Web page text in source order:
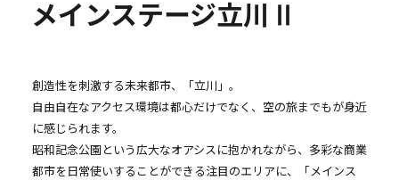
- 社会貢献活動
投資用不動産事業
- マンション経営をお考えの方へ
- メインランドグループの強み
メインステージシリーズ
メインステージ立川Ⅱ
創造性を刺激する未来都市、「立川」。
自由自在なアクセス環境は都心だけでなく、空の旅までもが身近
に感じられます。
昭和記念公園という広大なオアシスに抱かれながら、多彩な商業
都市を日常使いすることができる注目のエリアに、「メインス